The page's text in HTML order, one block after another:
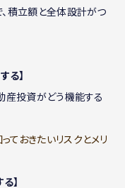
積立額と全体設計がつ
る】
産投資がどう機能する
おきたいリスクとメリ
】